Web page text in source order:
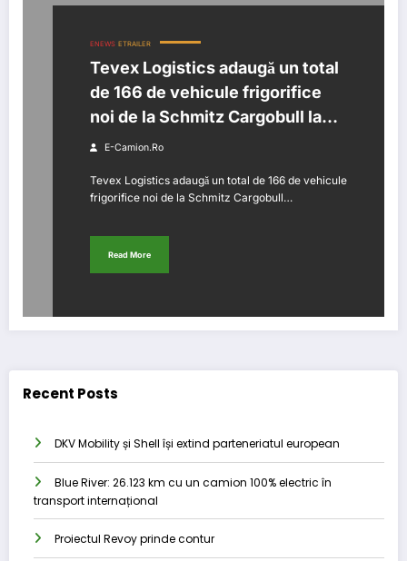
ENEWS ETRAILER
Tevex Logistics adaugă un total
de 166 de vehicule frigorifice
noi de la Schmitz Cargobull la
flota sa
E-Camion.ro
Tevex Logistics adaugă un total de 166 de vehicule
frigorifice noi de la Schmitz Cargobull…
Read More
Recent Posts
DKV Mobility și Shell își extind parteneriatul european
Blue River: 26.123 km cu un camion 100% electric în
transport internațional
Proiectul Revoy prinde contur